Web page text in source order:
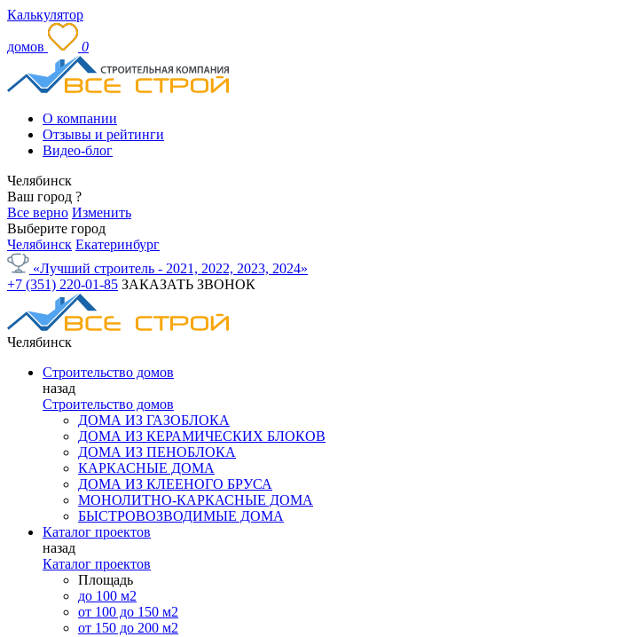
Калькулятор
домов 0
О компании
Отзывы и рейтинги
Видео-блог
Челябинск
Ваш город ?
Все верно Изменить
Выберите город
Челябинск Екатеринбург
«Лучший строитель - 2021, 2022, 2023, 2024»
+7 (351) 220-01-85 ЗАКАЗАТЬ ЗВОНОК
Челябинск
Строительство домов
назад
Строительство домов
ДОМА ИЗ ГАЗОБЛОКА
ДОМА ИЗ КЕРАМИЧЕСКИХ БЛОКОВ
ДОМА ИЗ ПЕНОБЛОКА
КАРКАСНЫЕ ДОМА
ДОМА ИЗ КЛЕЕНОГО БРУСА
МОНОЛИТНО-КАРКАСНЫЕ ДОМА
БЫСТРОВОЗВОДИМЫЕ ДОМА
Каталог проектов
назад
Каталог проектов
Площадь
до 100 м2
от 100 до 150 м2
от 150 до 200 м2